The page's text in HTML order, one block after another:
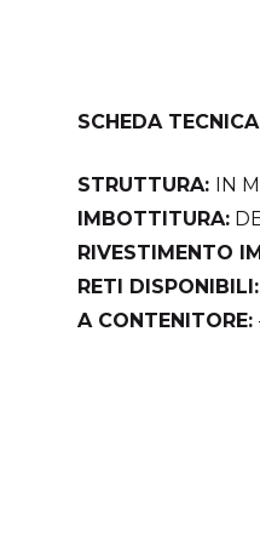
SCHEDA TECNICA
STRUTTURA:
IN
IMBOTTITURA:
RIVESTIMENTO
RETI DISPONIBILI:
A CONTENITORE: